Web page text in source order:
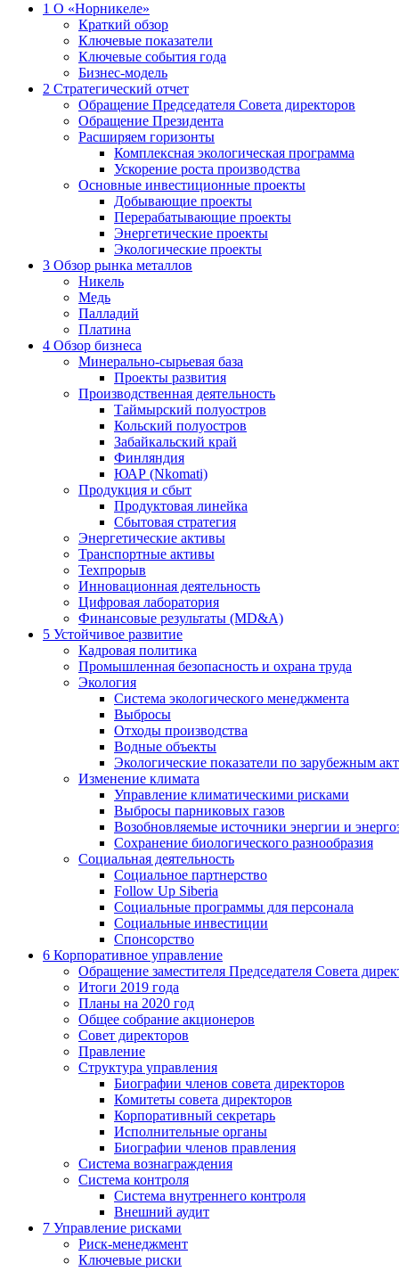
1 О «Норникеле»
Краткий обзор
Ключевые показатели
Ключевые события года
Бизнес-модель
2 Стратегический отчет
Обращение Председателя Совета директоров
Обращение Президента
Расширяем горизонты
Комплексная экологическая программа
Ускорение роста производства
Основные инвестиционные проекты
Добывающие проекты
Перерабатывающие проекты
Энергетические проекты
Экологические проекты
3 Обзор рынка металлов
Никель
Медь
Палладий
Платина
4 Обзор бизнеса
Минерально-сырьевая база
Проекты развития
Производственная деятельность
Таймырский полуостров
Кольский полуостров
Забайкальский край
Финляндия
ЮАР (Nkomati)
Продукция и сбыт
Продуктовая линейка
Сбытовая стратегия
Энергетические активы
Транспортные активы
Техпрорыв
Инновационная деятельность
Цифровая лаборатория
Финансовые результаты (MD&A)
5 Устойчивое развитие
Кадровая политика
Промышленная безопасность и охрана труда
Экология
Система экологического менеджмента
Выбросы
Отходы производства
Водные объекты
Экологические показатели по зарубежным
Изменение климата
Управление климатическими рисками
Выбросы парниковых газов
Возобновляемые источники энергии и
Сохранение биологического разнообразия
Социальная деятельность
Социальное партнерство
Follow Up Siberia
Социальные программы для персонала
Социальные инвестиции
Спонсорство
6 Корпоративное управление
Обращение заместителя Председателя Совета
Итоги 2019 года
Планы на 2020 год
Общее собрание акционеров
Совет директоров
Правление
Структура управления
Биографии членов совета директоров
Комитеты совета директоров
Корпоративный секретарь
Исполнительные органы
Биографии членов правления
Система вознаграждения
Система контроля
Система внутреннего контроля
Внешний аудит
7 Управление рисками
Риск-менеджмент
Ключевые риски